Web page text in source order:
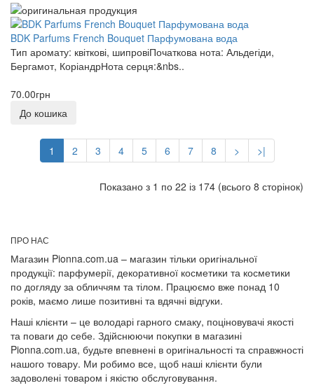
BDK Parfums French Bouquet Парфумована вода
Тип аромату: квіткові, шипровіПочаткова нота: Альдегіди,
Бергамот, КоріандрНота серця:&nbs..
70.00грн
До кошика
1 2 3 4 5 6 7 8 > >|
Показано з 1 по 22 із 174 (всього 8 сторінок)
ПРО НАС
Магазин Pionna.com.ua – магазин тільки оригінальної
продукції: парфумерії, декоративної косметики та косметики
по догляду за обличчям та тілом. Працюємо вже понад 10
років, маємо лише позитивні та вдячні відгуки.
Наші клієнти – це володарі гарного смаку, поціновувачі якості
та поваги до себе. Здійснюючи покупки в магазині
Pionna.com.ua, будьте впевнені в оригінальності та справжності
нашого товару. Ми робимо все, щоб наші клієнти були
задоволені товаром і якістю обслуговування.